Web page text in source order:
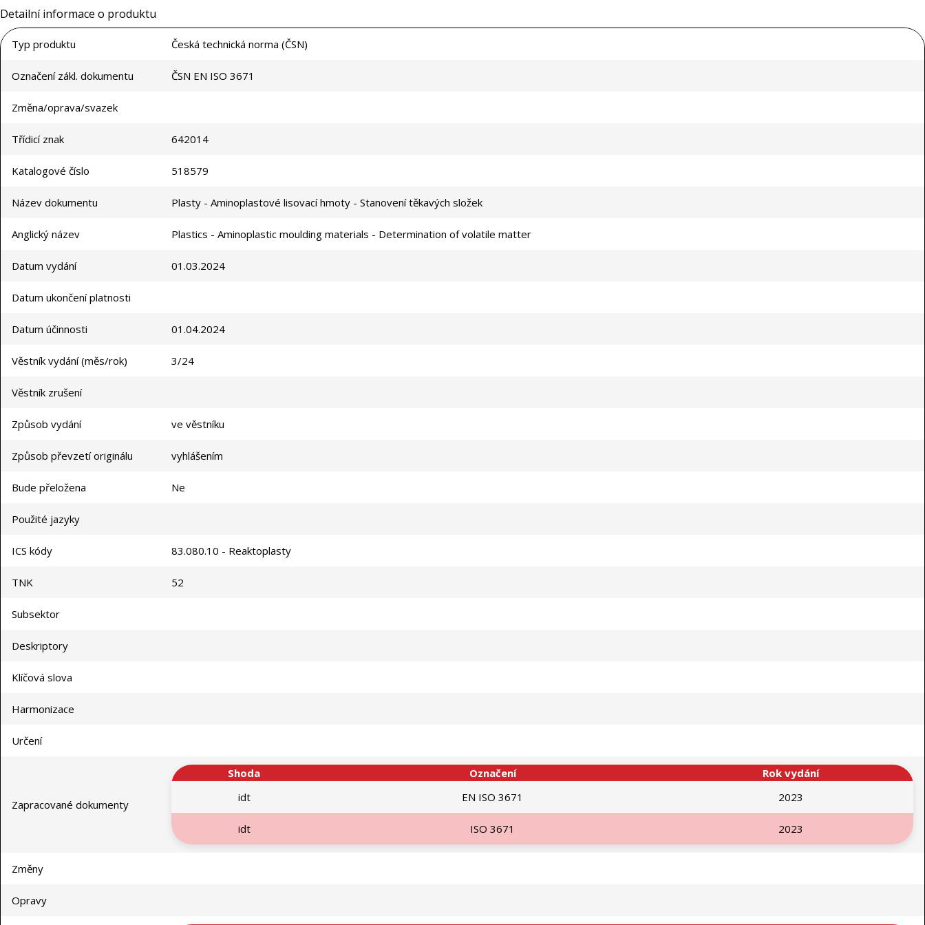
Detailní informace o produktu
Typ produktu Česká technická norma (ČSN)
Označení zákl. dokumentu ČSN EN ISO 3671
Změna/oprava/svazek
Třídicí znak 642014
Katalogové číslo 518579
Název dokumentu Plasty - Aminoplastové lisovací hmoty - Stanovení těkavých složek
Anglický název Plastics - Aminoplastic moulding materials - Determination of volatile matter
Datum vydání 01.03.2024
Datum ukončení platnosti
Datum účinnosti 01.04.2024
Věstník vydání (měs/rok) 3/24
Věstník zrušení
Způsob vydání ve věstníku
Způsob převzetí originálu vyhlášením
Bude přeložena Ne
Použité jazyky
ICS kódy 83.080.10 - Reaktoplasty
TNK 52
Subsektor
Deskriptory
Klíčová slova
Harmonizace
Určení
Zapracované dokumenty
Shoda Označení
Rok vydání
idt
EN ISO 3671 2023
idt ISO 3671 2023
Změny
Opravy